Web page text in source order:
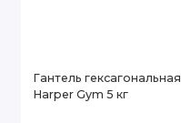
Гантель гексагональная
Harper Gym 5 кг